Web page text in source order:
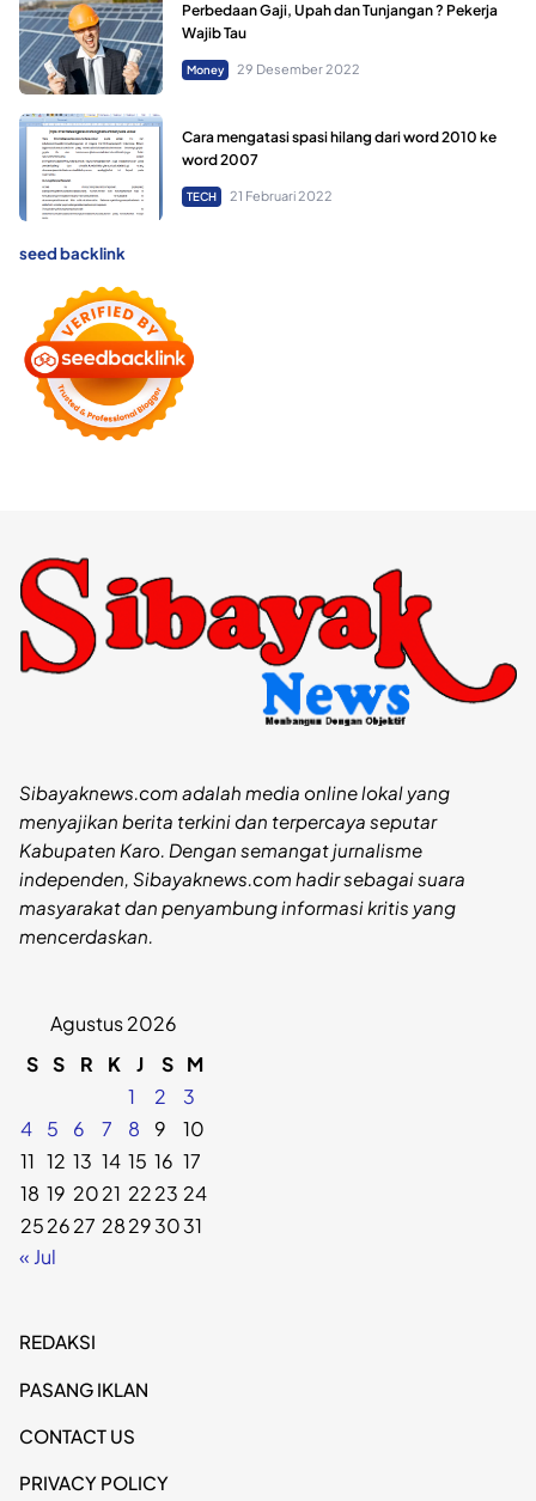
Perbedaan Gaji, Upah dan Tunjangan ? Pekerja
Wajib Tau
Money 29 Desember 2022
Cara mengatasi spasi hilang dari word 2010 ke
word 2007
TECH 21 Februari 2022
seed backlink
Sibayaknews.com adalah media online lokal yang
menyajikan berita terkini dan terpercaya seputar
Kabupaten Karo. Dengan semangat jurnalisme
independen, Sibayaknews.com hadir sebagai suara
masyarakat dan penyambung informasi kritis yang
mencerdaskan.
Agustus 2026
S S R K J S M
1
2
3
4
5 6 7 8 9
10
11 12 13 14 15 16 17
18 19 2021 2223 24
252627 28293031
« Jul
REDAKSI
PASANG IKLAN
CONTACT US
PRIVACY POLICY